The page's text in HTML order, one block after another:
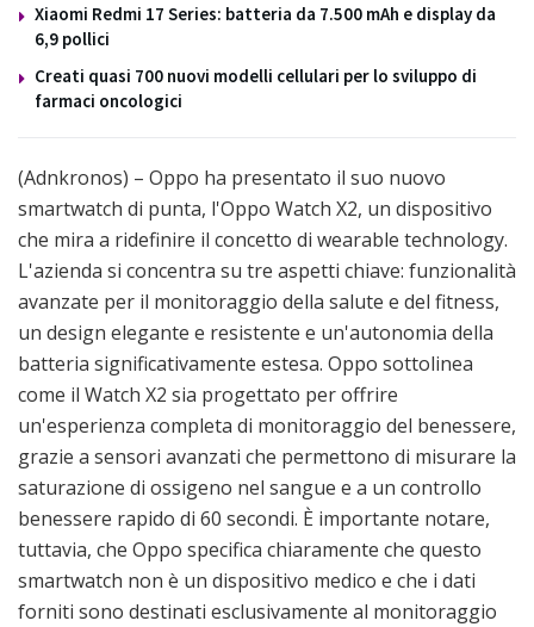
Xiaomi Redmi 17 Series: batteria da 7.500 mAh e display da
6,9 pollici
Creati quasi 700 nuovi modelli cellulari per lo sviluppo di
farmaci oncologici
(Adnkronos) – Oppo ha presentato il suo nuovo
smartwatch di punta, l'Oppo Watch X2, un dispositivo
che mira a ridefinire il concetto di wearable technology.
L'azienda si concentra su tre aspetti chiave: funzionalità
avanzate per il monitoraggio della salute e del fitness,
un design elegante e resistente e un'autonomia della
batteria significativamente estesa. Oppo sottolinea
come il Watch X2 sia progettato per offrire
un'esperienza completa di monitoraggio del benessere,
grazie a sensori avanzati che permettono di misurare la
saturazione di ossigeno nel sangue e a un controllo
benessere rapido di 60 secondi. È importante notare,
tuttavia, che Oppo specifica chiaramente che questo
smartwatch non è un dispositivo medico e che i dati
forniti sono destinati esclusivamente al monitoraggio